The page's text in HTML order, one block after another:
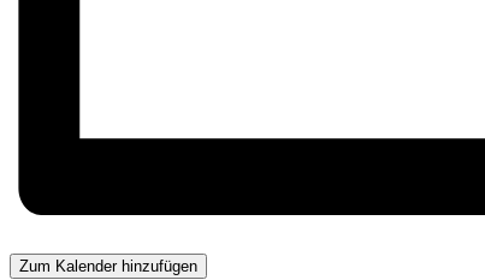
Zum Kalender hinzufügen